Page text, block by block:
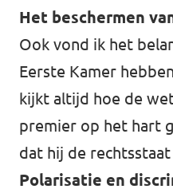
Het beschermen
Ook vond ik het
Eerste Kamer
kijkt altijd hoe de
premier op het hart
dat hij de
Polarisatie en